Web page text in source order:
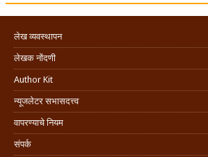
लेख व्यवस्थापन
लेखक नोंदणी
Author Kit
न्यूजलेटर सभासदत्त्व
वापरण्याचे नियम
संपर्क